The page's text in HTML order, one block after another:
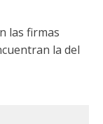
las firmas
la del